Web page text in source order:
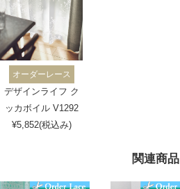
関連商品
オーダーレース
デザインライフ ク
ッカボイル V1292
¥5,852(税込み)